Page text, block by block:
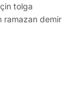
tolga
ramazan demir